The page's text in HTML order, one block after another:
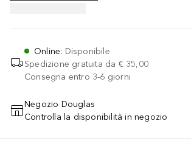
Online: Disponibile
Spedizione gratuita da € 35,00
Consegna entro 3-6 giorni
AGGIUNGI AL CARRELLO
Negozio Douglas
Controlla la disponibilità in negozio